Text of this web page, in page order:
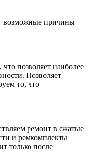
возможные причины
позволяет наиболее
Позволяет
то, что
ремонт в сжатые
и ремкомплекты
только после